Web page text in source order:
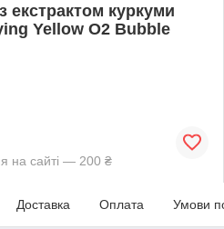
екстрактом куркуми
Yellow O2 Bubble
на сайті — 200 ₴
Доставка Оплата Умови